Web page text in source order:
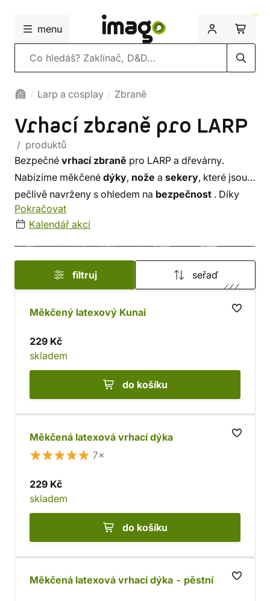
menu
Vyhledávání
Larp a cosplay Zbraně
Vrhací zbraně pro LARP
/ produktů
Bezpečné vrhací zbraně pro LARP a dřevárny.
Nabízíme měkčené dýky, nože a sekery, které jsou
pečlivě navrženy s ohledem na bezpečnost . Díky
kvalitnímu zpracování a detailům poskytují tyto
měkčené vrhací zbraně nejen zábavu, ale i pocit
autentičnosti během jakéhokoli dobrodružství.
Pokračovat
Kalendář akcí
filtruj seřaď
Měkčený latexový Kunai
229 Kč
skladem
do košíku
Měkčená latexová vrhací dýka
7×
229 Kč
skladem
do košíku
Měkčená latexová vrhací dýka - pěstní